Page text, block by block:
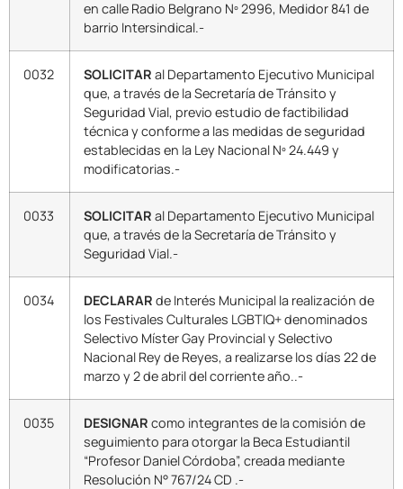
en calle Radio Belgrano Nº 2996, Medidor 841 de
barrio Intersindical.-
0032 SOLICITAR al Departamento Ejecutivo Municipal
que, a través de la Secretaría de Tránsito y
Seguridad Vial, previo estudio de factibilidad
técnica y conforme a las medidas de seguridad
establecidas en la Ley Nacional Nº 24.449 y
modificatorias.-
0033 SOLICITAR al Departamento Ejecutivo Municipal
que, a través de la Secretaría de Tránsito y
Seguridad Vial.-
0034 DECLARAR de Interés Municipal la realización de
los Festivales Culturales LGBTIQ+ denominados
Selectivo Míster Gay Provincial y Selectivo
Nacional Rey de Reyes, a realizarse los días 22 de
marzo y 2 de abril del corriente año..-
0035 DESIGNAR como integrantes de la comisión de
seguimiento para otorgar la Beca Estudiantil
“Profesor Daniel Córdoba”, creada mediante
Resolución N° 767/24 CD .-